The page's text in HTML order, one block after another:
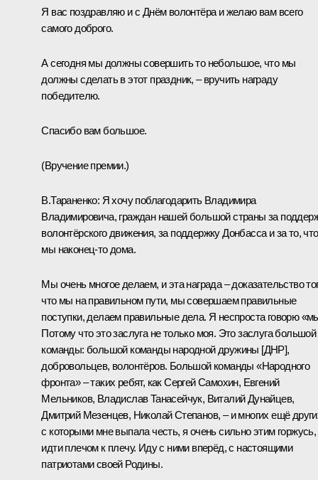
Я вас поздравляю и с Днём волонтёра и желаю вам всего
самого доброго.
А сегодня мы должны совершить то небольшое, что мы
должны сделать в этот праздник, – вручить награду
победителю.
Спасибо вам большое.
(Вручение премии.)
В.Тараненко: Я хочу поблагодарить Владимира
Владимировича, граждан нашей большой страны за
волонтёрского движения, за поддержку Донбасса и за то, что
мы наконец-то дома.
Мы очень многое делаем, и эта награда – доказательство
что мы на правильном пути, мы совершаем правильные
поступки, делаем правильные дела. Я неспроста говорю
Потому что это заслуга не только моя. Это заслуга большой
команды: большой команды народной дружины [ДНР],
добровольцев, волонтёров. Большой команды «Народного
фронта» – таких ребят, как Сергей Самохин, Евгений
Мельников, Владислав Танасейчук, Виталий Дунайцев,
Дмитрий Мезенцев, Николай Степанов, – и многих ещё
с которыми мне выпала честь, я очень сильно этим горжусь,
идти плечом к плечу. Иду с ними вперёд, с настоящими
патриотами своей Родины.